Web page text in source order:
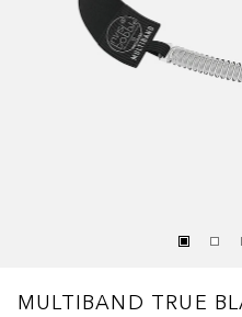
MULTIBAND TRUE